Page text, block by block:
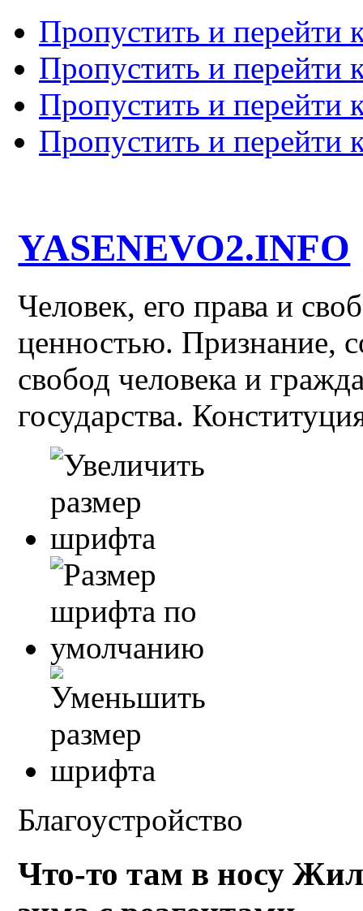
Пропустить и перейти
Пропустить и перейти
Пропустить и перейти
Пропустить и перейти
YASENEVO2.INFO
Человек, его права и
ценностью. Признание,
свобод человека и
государства.
Благоустройство
Что-то там в носу